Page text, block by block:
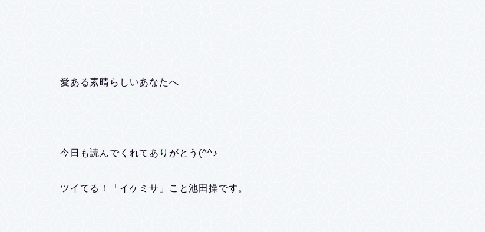
愛ある素晴らしいあなたへ
今日も読んでくれてありがとう(^^♪
ツイてる！「イケミサ」こと池田操です。